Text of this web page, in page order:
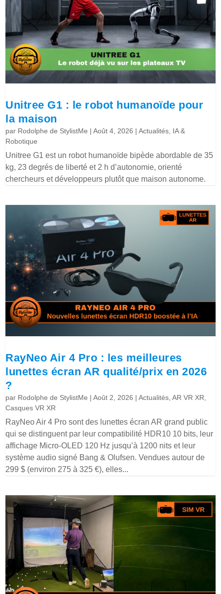
Unitree G1 : le robot humanoïde pour
la maison
par Rodolphe de StylistMe |Août 4, 2026 |Actualités IA &
Robotique
Unitree G1 est un robot humanoïde bipède abordable de 35
kg, 23 degrés de liberté et 2 h d’autonomie, orienté
chercheurs et développeurs plutôt que maison autonome.
RayNeo Air 4 Pro : les meilleures
lunettes écran AR qualité/prix en 2026
?
par Rodolphe de StylistMe |Août 2, 2026 |Actualités ,AR VR XR
Casques VR XR
RayNeo Air 4 Pro sont des lunettes écran AR grand public
qui se distinguent par leur compatibilité HDR10 10 bits, leur
affichage Micro-OLED 120 Hz jusqu’à 1200 nits et leur
système audio signé Bang & Olufsen. Vendues autour de
299 $ (environ 275 à 325 €), elles...